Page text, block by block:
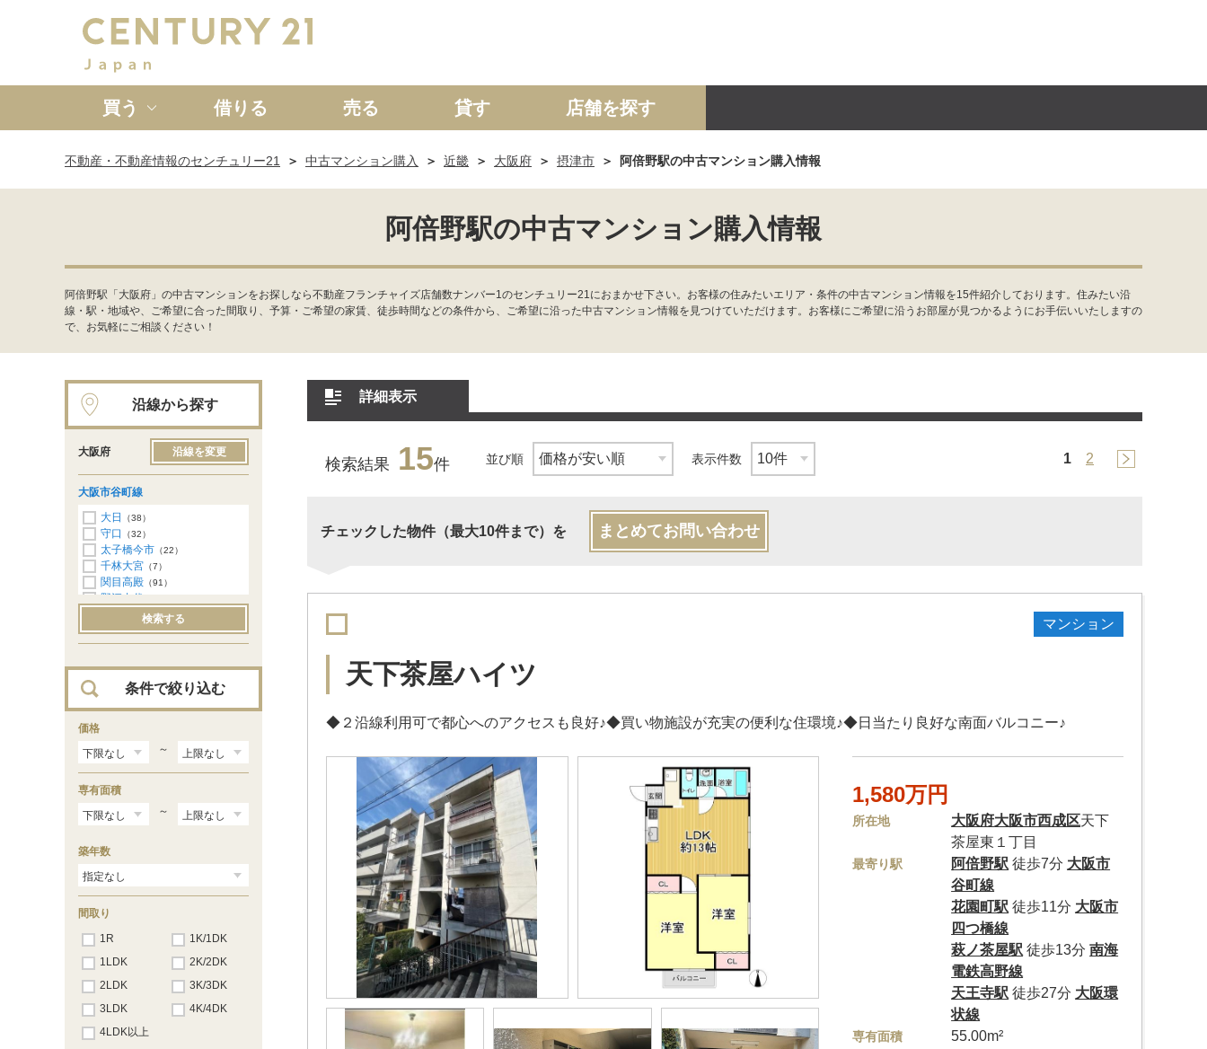
買う
新築一戸建て 中古一戸建て マンション 土地 事業投資用
借りる 売る 貸す 店舗を探す
不動産・不動産情報のセンチュリー21 中古マンション購入 近畿 大阪府 摂津市 阿倍野駅の中古マンション購入情報
阿倍野駅の中古マンション購入情報
阿倍野駅「大阪府」の中古マンションをお探しなら不動産フランチャイズ店舗数ナンバー1のセンチュリー21におまかせ下さい。お客様の住みたいエリア・条件の中古マンション情報を15件紹介しております。住みたい沿
線・駅・地域や、ご希望に合った間取り、予算・ご希望の家賃、徒歩時間などの条件から、ご希望に沿った中古マンション情報を見つけていただけます。お客様にご希望に沿うお部屋が見つかるようにお手伝いいたしますの
で、お気軽にご相談ください！
詳細表示
検索結果 15件 並び順 表示件数 1 2
チェックした物件（最大10件まで）を まとめてお問い合わせ
マンション
天下茶屋ハイツ
◆２沿線利用可で都心へのアクセスも良好♪◆買い物施設が充実の便利な住環境♪◆日当たり良好な南面バルコニー♪
1,580万円
所在地 大阪府大阪市西成区天下
茶屋東１丁目
最寄り駅 阿倍野駅 徒歩7分 大阪市
谷町線
花園町駅 徒歩11分 大阪市
四つ橋線
萩ノ茶屋駅 徒歩13分南海
電鉄高野線
天王寺駅 徒歩27分 大阪環
状線
専有面積 55.00m²
沿線から探す
大阪府 沿線を変更
大阪市谷町線
大日
（38）
守口 （32）
太子橋今市 （22）
千林大宮 （7）
関目高殿 （91）
野江内代
（91）
天神橋筋六丁目（67）
中崎町（28）
南森町 （37）
天満橋（42）
谷町四丁目（76）
谷町九丁目 （87）
四天王寺前夕陽ヶ丘（34）
天王寺（60）
阿倍野
文の里
田辺（26）
平野
喜連瓜破
出戸（19）
長原
八尾南
検索する
条件で絞り込む
価格
～
専有面積
～
築年数
間取り
1R
1K/1DK
1LDK
2K/2DK
2LDK
3K/3DK
3LDK
4K/4DK
4LDK以上